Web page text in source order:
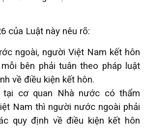
của Luật này nêu rõ:
ngoài, người Việt Nam kết hôn
bên phải tuân theo pháp luật
về điều kiện kết hôn.
tại cơ quan Nhà nước có thẩm
Nam thì người nước ngoài phải
quy định về điều kiện kết hôn